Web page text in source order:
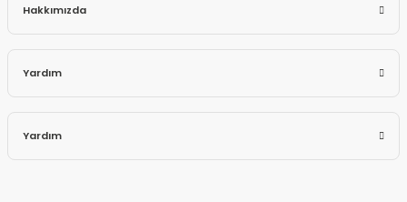
Hakkımızda
Yardım
Yardım